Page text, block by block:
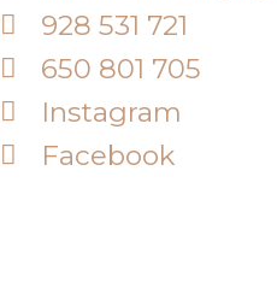
928 531 721
650 801 705
Instagram
Facebook